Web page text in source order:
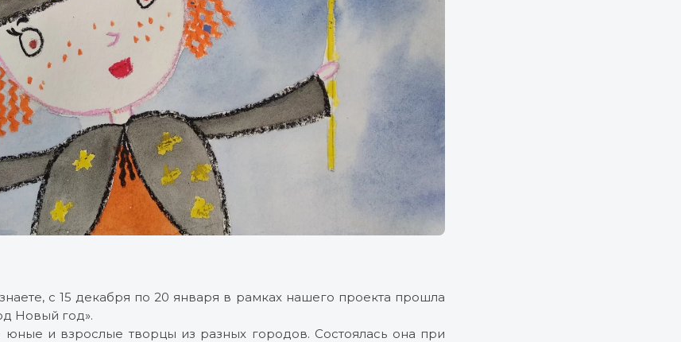
с 15 декабря по 20 января в рамках нашего проекта прошла
Новый год».
юные и взрослые творцы из разных городов. Состоялась она при